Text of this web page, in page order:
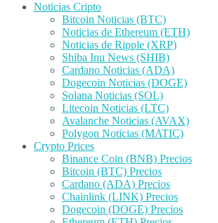
Noticias Cripto
Bitcoin Noticias (BTC)
Noticias de Ethereum (ETH)
Noticias de Ripple (XRP)
Shiba Inu News (SHIB)
Cardano Noticias (ADA)
Dogecoin Noticias (DOGE)
Solana Noticias (SOL)
Litecoin Noticias (LTC)
Avalanche Noticias (AVAX)
Polygon Noticias (MATIC)
Crypto Prices
Binance Coin (BNB) Precios
Bitcoin (BTC) Precios
Cardano (ADA) Precios
Chainlink (LINK) Precios
Dogecoin (DOGE) Precios